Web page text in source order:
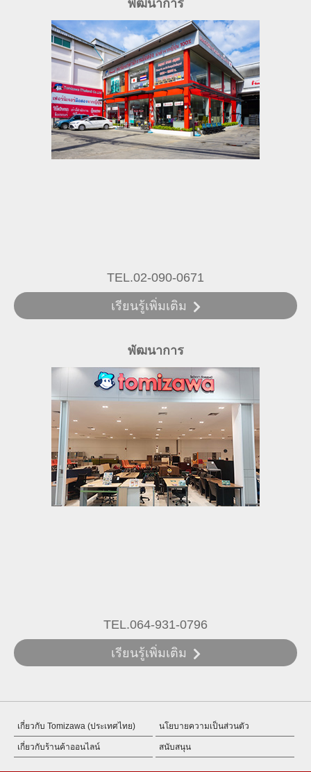
พัฒนาการ
TEL.02-090-0671
เรียนรู้เพิ่มเติม
พัฒนาการ
TEL.064-931-0796
เรียนรู้เพิ่มเติม
เกี่ยวกับ Tomizawa (ประเทศไทย) นโยบายความเป็นส่วนตัว
เกี่ยวกับร้านค้าออนไลน์ สนับสนุน